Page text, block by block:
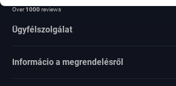
Over1000reviews
Ügyfélszolgálat
Informácio a megrendelésről